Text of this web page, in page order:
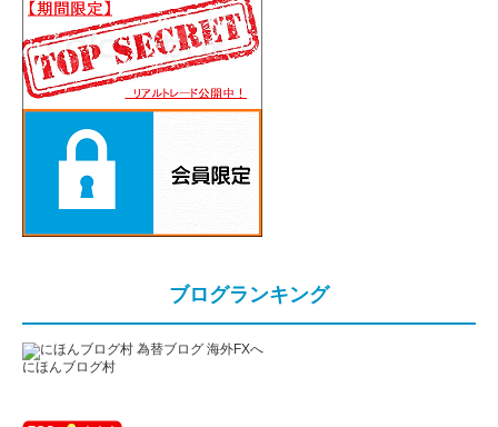
ブログランキング
にほんブログ村